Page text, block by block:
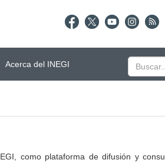
Acerca del INEGI
como plataforma de difusión y